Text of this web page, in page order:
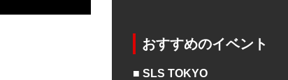
おすすめのイベント
■ SLS TOKYO